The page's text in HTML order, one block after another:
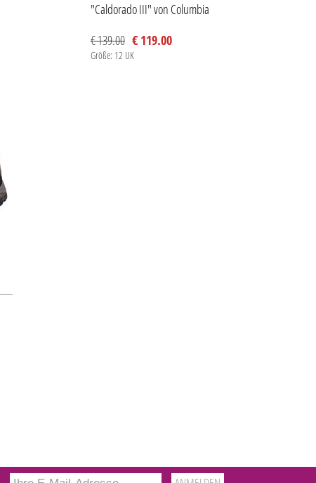
"Caldorado III" von Columbia
€ 139.00 € 119.00
Größe: 12 UK